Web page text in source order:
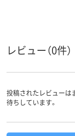
ポリエステ
レビュー（0件）
投稿されたレビューは
待ちしています。